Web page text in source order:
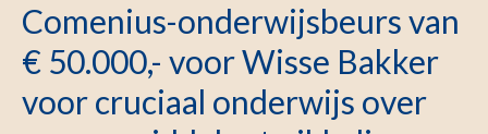
Comenius-onderwijsbeurs van
€ 50.000,- voor Wisse Bakker
voor cruciaal onderwijs over